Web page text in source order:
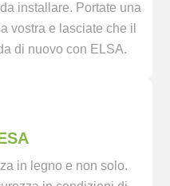
installare. Portate una
vostra e lasciate che il
di nuovo con ELSA.
in legno e non solo.